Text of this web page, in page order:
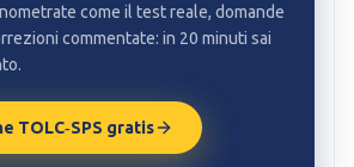
come il test reale, domande
commentate: in 20 minuti sai
TOLC‑SPS gratis